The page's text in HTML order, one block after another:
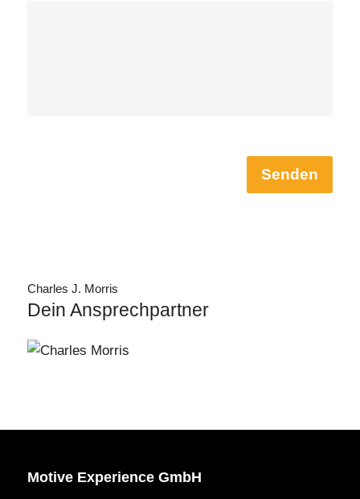
Senden
Charles J. Morris
Dein Ansprechpartner
Motive Experience GmbH